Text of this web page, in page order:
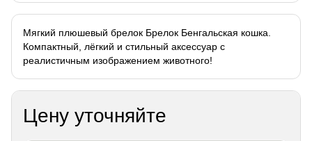
Мягкий плюшевый брелок Брелок Бенгальская кошка.
Компактный, лёгкий и стильный аксессуар с
реалистичным изображением животного!
Цену уточняйте